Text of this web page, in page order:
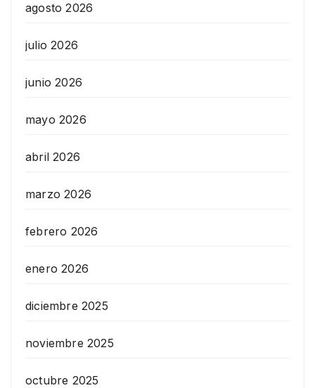
agosto 2026
julio 2026
junio 2026
mayo 2026
abril 2026
marzo 2026
febrero 2026
enero 2026
diciembre 2025
noviembre 2025
octubre 2025